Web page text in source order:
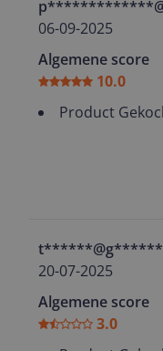
06-09-2025
Algemene score
10.0
Product
20-07-2025
Algemene score
3.0